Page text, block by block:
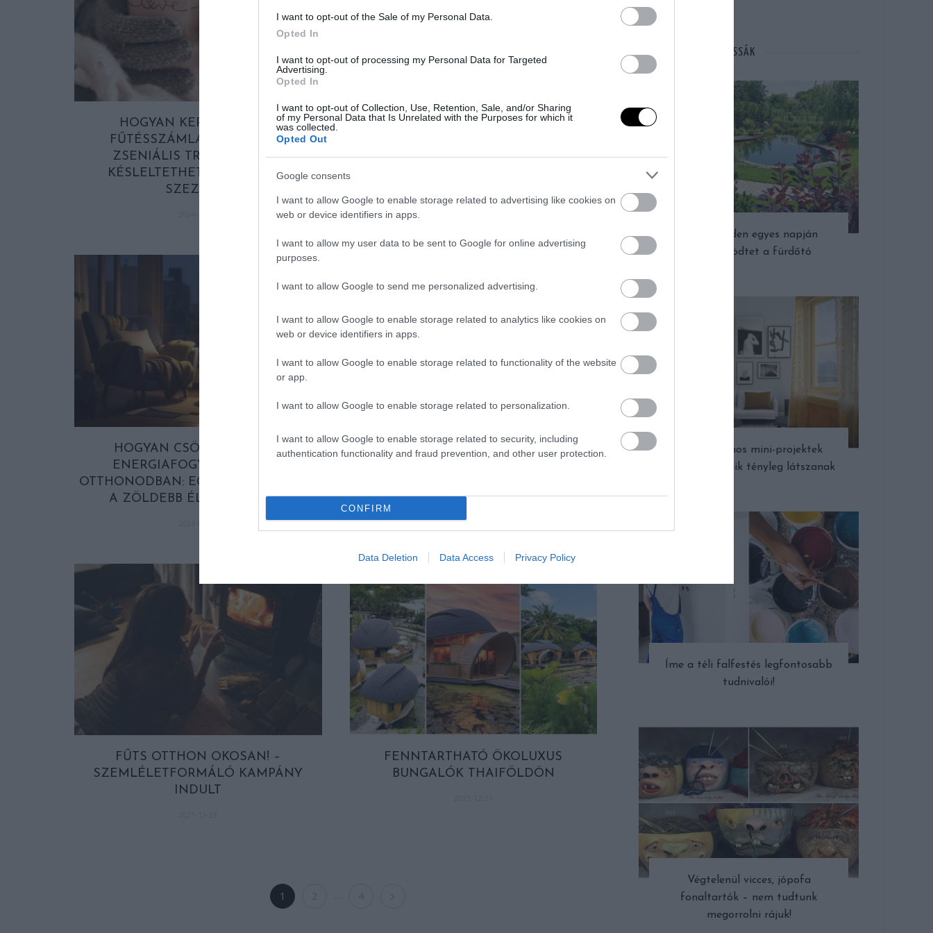
I want to opt-out of the Sale of my Personal Data.
Opted In
I want to opt-out of processing my Personal Data for Targeted
Advertising.
Opted In
I want to opt-out of Collection, Use, Retention, Sale, and/or Sharing
of my Personal Data that Is Unrelated with the Purposes for which it
was collected.
Opted Out
Google consents
I want to allow Google to enable storage related to advertising like cookies on
web or device identifiers in apps.
I want to allow my user data to be sent to Google for online advertising
purposes.
I want to allow Google to send me personalized advertising.
I want to allow Google to enable storage related to analytics like cookies on
web or device identifiers in apps.
I want to allow Google to enable storage related to functionality of the website
or app.
I want to allow Google to enable storage related to personalization.
I want to allow Google to enable storage related to security, including
authentication functionality and fraud prevention, and other user protection.
CONFIRM
Data Deletion Data Access Privacy Policy
HOGYAN KERÜLJÜK EL A
FŰTÉSSZÁMLA SOKKOT? – 7
ZSENIÁLIS TRÜKK, AMIVEL
KÉSLELTETHETJÜK A FŰTÉSI
SZEZONT!
ENERGIATAKARÉKOSSÁGI TIPPEK
HOGYAN CSÖKKENTSÜK A REZSIT
2024-09-11
HOGYAN CSÖKKENTSD AZ
ENERGIAFOGYASZTÁST AZ
OTTHONODBAN: EGYSZERŰ LÉPÉSEK
A ZÖLDEBB ÉLETMÓD FELÉ
ÜVEGDÓM REJTI A HÁZAT EGY
FŰTS OTTHON OKOSAN! –
SZEMLÉLETFORMÁLÓ KAMPÁNY
INDULT
FENNTARTHATÓ ÖKOLUXUS
BUNGALÓK THAIFÖLDÖN
1
MÁSOK ÉPP EZT OLVASSÁK
Az év minden egyes napján
gyönyörködtet a fürdőtó
Egy délutános mini-projektek
januárra – amik tényleg látszanak
Íme a téli falfestés legfontosabb
tudnivalói!
Végtelenül vicces, jópofa
fonaltartók – nem tudtunk
megorrolni rájuk!